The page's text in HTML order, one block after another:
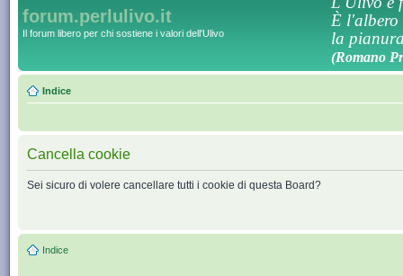
forum.perlulivo.it
Il forum libero per chi sostiene i valori dell'Ulivo
È l'albero
la
(Romano
Indice
Cancella cookie
Sei sicuro di volere cancellare tutti i cookie di questa Board?
Indice